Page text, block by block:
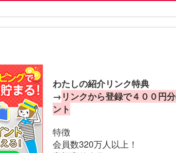
わたしの紹介リンク特典
→ リンクから登録で４００円
ント
特徴
会員数320万人以上！